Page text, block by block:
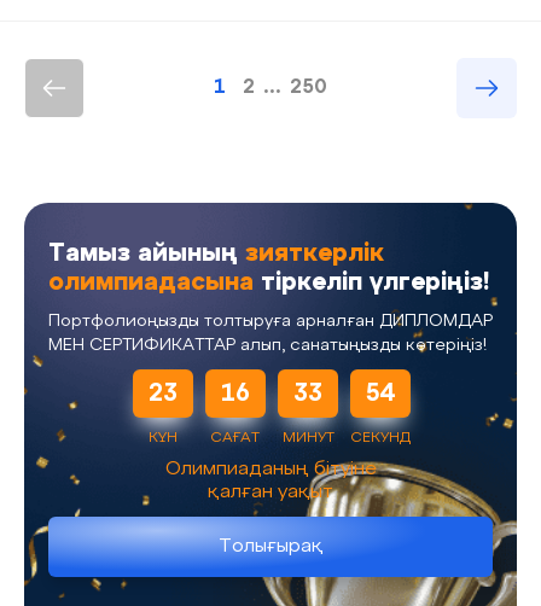
1 2 ... 250
Тамыз айының зияткерлік
олимпиадасына тіркеліп үлгеріңіз!
Портфолиоңызды толтыруға арналған ДИПЛОМДАР
МЕН СЕРТИФИКАТТАР алып, санатыңызды көтеріңіз!
23
КҮН
16
САҒАТ
33
МИНУТ
54
СЕКУНД
Олимпиаданың бітуіне
қалған уақыт
Толығырақ